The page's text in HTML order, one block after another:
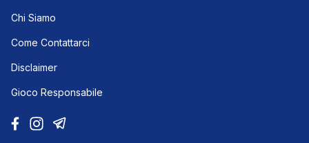
Chi Siamo
Come Contattarci
Disclaimer
Gioco Responsabile